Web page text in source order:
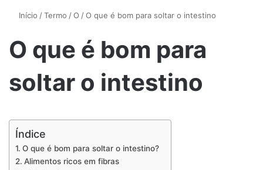
Início /Termo /O /O que é bom para soltar o intestino
O que é bom para
soltar o intestino
Índice
O que é bom para soltar o intestino?
Alimentos ricos em fibras